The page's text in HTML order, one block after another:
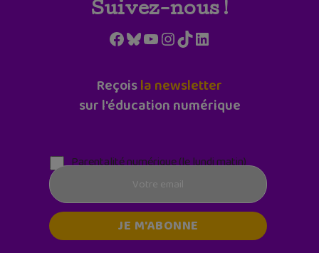
Suivez-nous !
Facebook
Bluesky
YouTube
Instagram
TikTokLinkedIn
Reçoisla newsletter
sur l'éducation numérique
Parentalité numérique (le lundi matin)